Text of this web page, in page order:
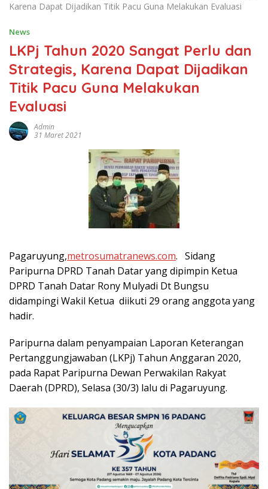
Karena Dapat Dijadikan Titik Pacu Guna Melakukan Evaluasi
News
LKPj Tahun 2020 Sangat Perlu dan
Strategis, Karena Dapat Dijadikan
Titik Pacu Guna Melakukan
Evaluasi
Admin
31 Maret 2021
Pagaruyung,metrosumatranews.com. Sidang
Paripurna DPRD Tanah Datar yang dipimpin Ketua
DPRD Tanah Datar Rony Mulyadi Dt Bungsu
didampingi Wakil Ketua diikuti 29 orang anggota yang
hadir.
Paripurna dalam penyampaian Laporan Keterangan
Pertanggungjawaban (LKPj) Tahun Anggaran 2020,
pada Rapat Paripurna Dewan Perwakilan Rakyat
Daerah (DPRD), Selasa (30/3) lalu di Pagaruyung.